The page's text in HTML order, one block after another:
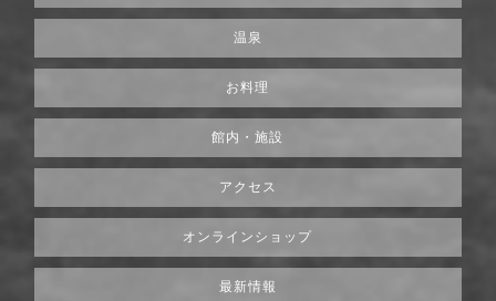
温泉
お料理
館内・施設
アクセス
オンラインショップ
最新情報